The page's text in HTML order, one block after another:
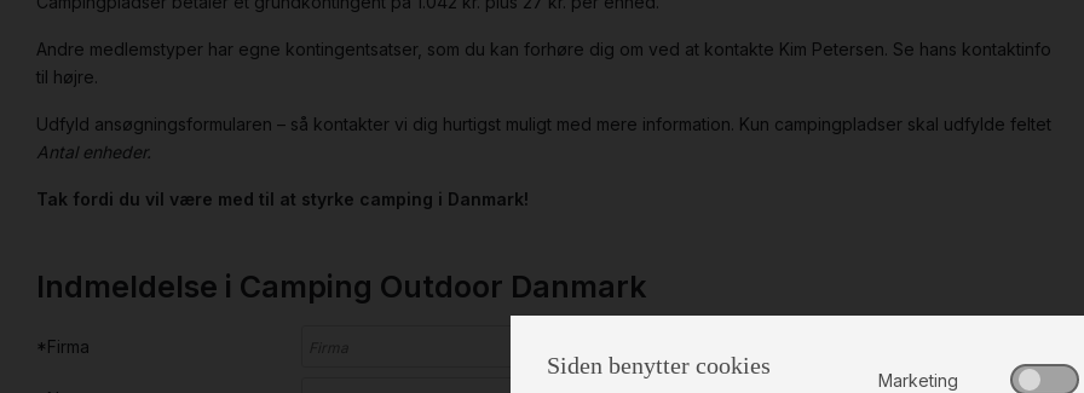
Andre medlemstyper har egne kontingentsatser, som du kan forhøre dig om ved at kontakte Kim Petersen. Se hans kontaktinfo
til højre.
Udfyld ansøgningsformularen – så kontakter vi dig hurtigst muligt med mere information. Kun campingpladser skal udfylde feltet
Antal enheder.
Tak fordi du vil være med til at styrke camping i Danmark!
Indmeldelse i Camping Outdoor Danmark
*Firma
Siden benytter cookies
Marketing